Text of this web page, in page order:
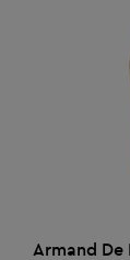
Armand De